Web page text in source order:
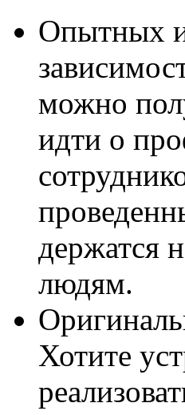
Опытных
можно
идти о
держатся
людям.
Хотите